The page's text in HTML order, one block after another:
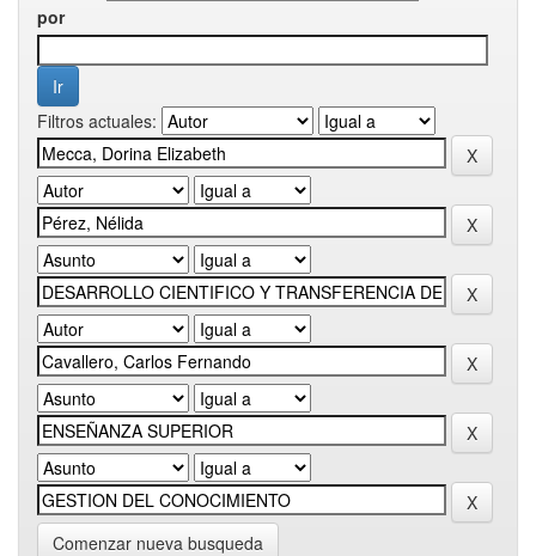
por
Filtros actuales:
Comenzar nueva busqueda